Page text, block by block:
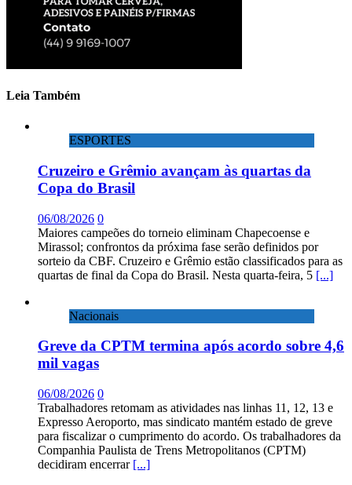
Leia Também
ESPORTES
Cruzeiro e Grêmio avançam às quartas da
Copa do Brasil
06/08/2026 0
Maiores campeões do torneio eliminam Chapecoense e
Mirassol; confrontos da próxima fase serão definidos por
sorteio da CBF. Cruzeiro e Grêmio estão classificados para as
quartas de final da Copa do Brasil. Nesta quarta-feira, 5 [...]
Nacionais
Greve da CPTM termina após acordo sobre 4,6
mil vagas
06/08/2026 0
Trabalhadores retomam as atividades nas linhas 11, 12, 13 e
Expresso Aeroporto, mas sindicato mantém estado de greve
para fiscalizar o cumprimento do acordo. Os trabalhadores da
Companhia Paulista de Trens Metropolitanos (CPTM)
decidiram encerrar [...]